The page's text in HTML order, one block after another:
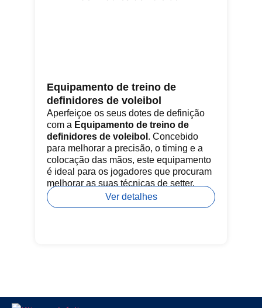
Equipamento de treino de
definidores de voleibol
Aperfeiçoe os seus dotes de definição
com a Equipamento de treino de
definidores de voleibol . Concebido
para melhorar a precisão, o timing e a
colocação das mãos, este equipamento
é ideal para os jogadores que procuram
melhorar as suas técnicas de setter.
Ver detalhes